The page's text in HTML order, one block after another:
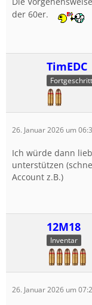
der 60er.
TimEDC
26. Januar 2026 um
Ich würde dann
unterstützen
Account z.B.)
12M18
Inventar
26. Januar 2026 um